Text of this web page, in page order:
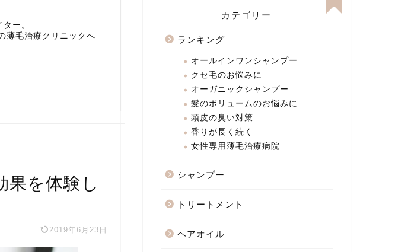
ー。
薄毛治療クリニックへ
果を体験し
2019年6月23日
カテゴリー
ランキング
オールインワンシャンプー
クセ毛のお悩みに
オーガニックシャンプー
髪のボリュームのお悩みに
頭皮の臭い対策
香りが長く続く
女性専用薄毛治療病院
シャンプー
トリートメント
ヘアオイル